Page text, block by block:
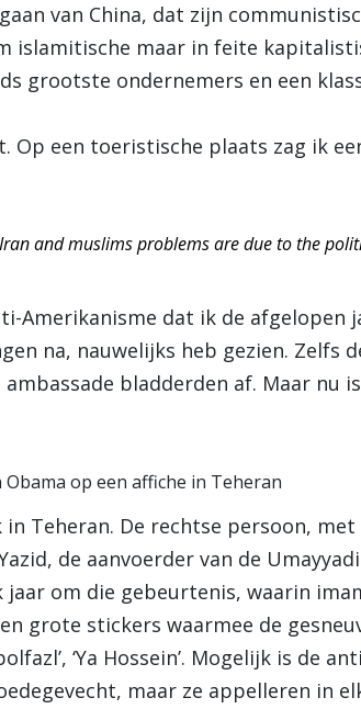
van China, dat zijn
islamitische maar in feite
grootste ondernemers en een
Op een toeristische plaats zag ik
and muslims problems are due to the
Amerikanisme dat ik de
na, nauwelijks heb gezien. Zelfs
bladderden af. Maar
Obama op een affiche in Teheran
Teheran. De rechtse persoon,
de aanvoerder van de
jaar om die gebeurtenis, waarin
grote stickers waarmee de
‘Ya Hossein’. Mogelijk is de
maar ze appelleren in